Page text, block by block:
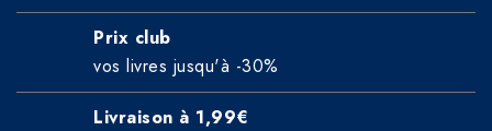
Prix club
vos livres jusqu'à -30%
Livraison à 1,99€